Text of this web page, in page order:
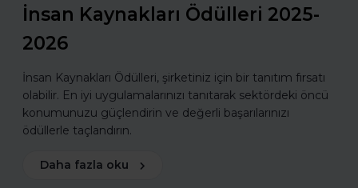
İnsan Kaynakları Ödülleri 2025-
2026
İnsan Kaynakları Ödülleri, şirketiniz için bir tanıtım fırsatı
olabilir. En iyi uygulamalarınızı tanıtarak sektördeki öncü
konumunuzu güçlendirin ve değerli başarılarınızı
ödüllerle taçlandırın.
Daha fazla oku